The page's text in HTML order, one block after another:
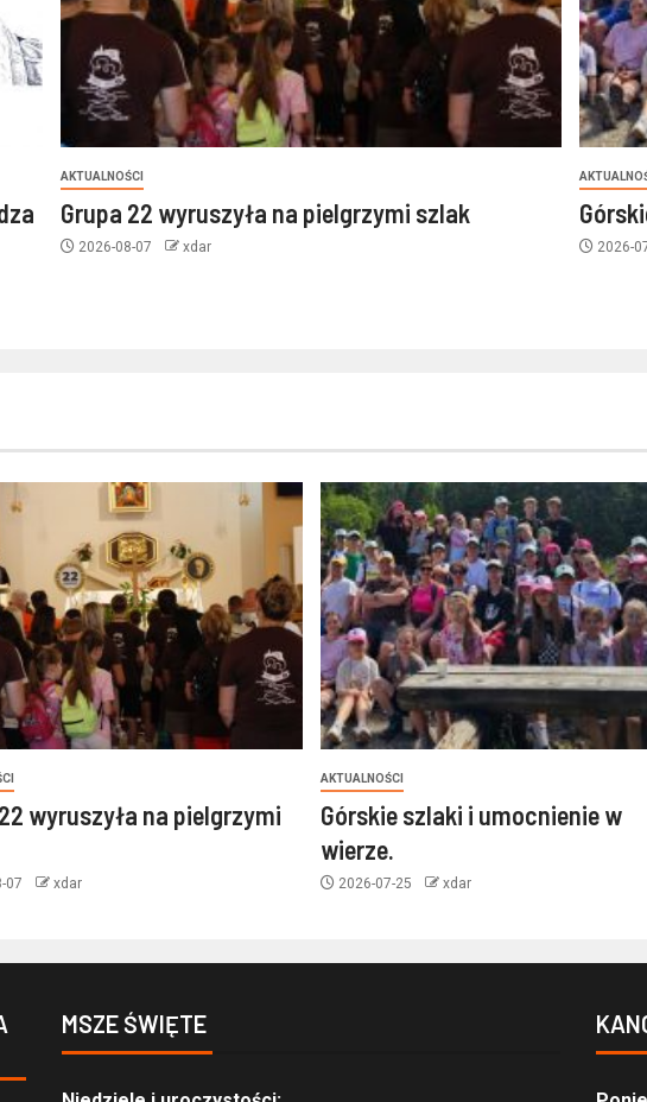
AKTUALNOŚCI
Grupa 22 wyruszyła na pielgrzymi szlak
2026-08-07 xdar 2026-
wyruszyła na pielgrzymi
07 xdar
AKTUALNOŚCI
Górskie szlaki i umocnienie w
wierze.
2026-07-25 xdar
MSZE ŚWIĘTE